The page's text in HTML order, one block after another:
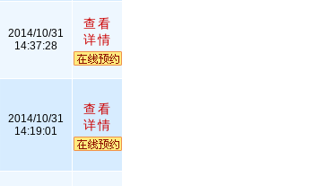
2014/10/31
14:37:28
查看
详情
2014/10/31
14:19:01
查看
详情